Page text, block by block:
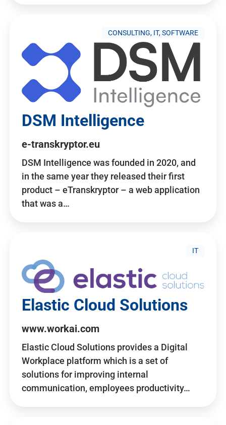
CONSULTING, IT, SOFTWARE
DSM Intelligence
e-transkryptor.eu
DSM Intelligence was founded in 2020, and
in the same year they released their first
product – eTranskryptor – a web application
that was a…
IT
Elastic Cloud Solutions
www.workai.com
Elastic Cloud Solutions provides a Digital
Workplace platform which is a set of
solutions for improving internal
communication, employees productivity…